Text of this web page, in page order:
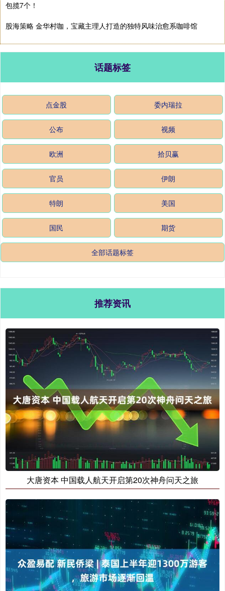
包揽7个！
股海策略 金华村咖，宝藏主理人打造的独特风味治愈系咖啡馆
话题标签
点金股 委内瑞拉
公布 视频
欧洲 拾贝赢
官员 伊朗
特朗 美国
国民 期货
全部话题标签
推荐资讯
大唐资本 中国载人航天开启第20次神舟问天之旅